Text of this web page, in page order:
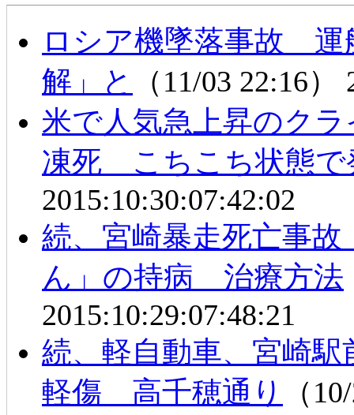
ロシア機墜落事故 運
解」と
（11/03 22:16）
米で人気急上昇のク
凍死 こちこち状態で
2015:10:30:07:42:02
続、宮崎暴走死亡事
ん」の持病 治療方法
2015:10:29:07:48:21
続、軽自動車、宮崎
軽傷 高千穂通り
（